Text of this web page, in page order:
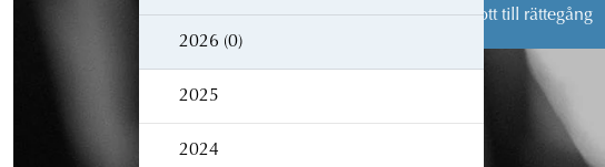
2026 (0)
2025
2024
Åklagarens roll Från brott till rättegång
Åklagarmyndigheten
Box 5553